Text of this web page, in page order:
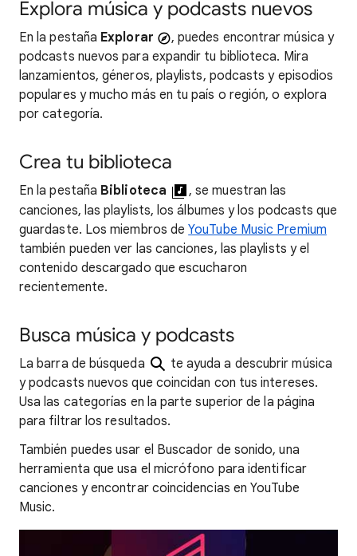
Explora música y podcasts nuevos
En la pestaña Explorar
, puedes encontrar música y
podcasts nuevos para expandir tu biblioteca. Mira
lanzamientos, géneros, playlists, podcasts y episodios
populares y mucho más en tu país o región, o explora
por categoría.
Crea tu biblioteca
En la pestaña Biblioteca
, se muestran las
canciones, las playlists, los álbumes y los podcasts que
guardaste. Los miembros deYouTube Music Premium
también pueden ver las canciones, las playlists y el
contenido descargado que escucharon
recientemente.
Busca música y podcasts
La barra de búsqueda
te ayuda a descubrir música
y podcasts nuevos que coincidan con tus intereses.
Usa las categorías en la parte superior de la página
para filtrar los resultados.
También puedes usar el Buscador de sonido, una
herramienta que usa el micrófono para identificar
canciones y encontrar coincidencias en YouTube
Music.